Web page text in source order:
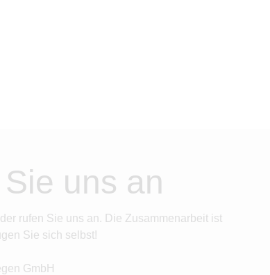
uns an
rufen Sie uns an. Die Zusammenarbeit ist
Sie sich selbst!
GmbH